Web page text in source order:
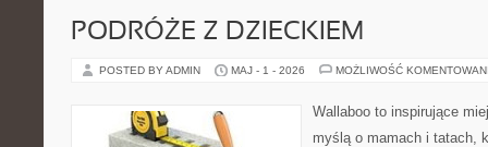
PODRÓŻE Z DZIECKIEM
POSTED BY ADMIN MAJ - 1 - 2026 MOŻLIWOŚĆ
Wallaboo to inspirujące
myślą o mamach i tatach,